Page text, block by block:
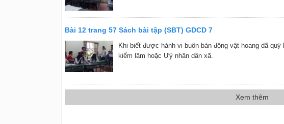
Bài 12 trang 57 Sách bài tập (SBT) GDCD 7
Khi biết được hành vi buôn bán động vật hoang dã
kiểm lâm hoặc Ưỷ nhân dân xã.
Xem thêm